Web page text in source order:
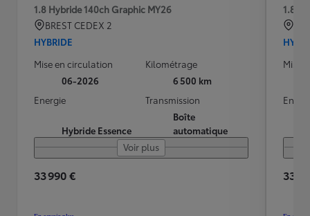
1.8 Hybride 140ch Graphic MY26
BREST CEDEX 2
HYBRIDE
Mise en circulation
06-2026
Kilométrage
6 500 km
Energie
Hybride Essence
Transmission
Boîte
automatique
Voir plus
33 990 €
1.8
Mise
33